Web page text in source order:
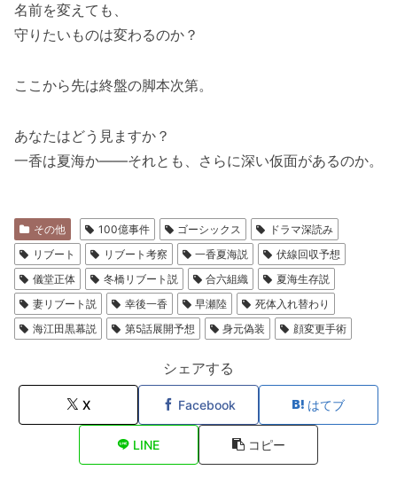
名前を変えても、
守りたいものは変わるのか？
ここから先は終盤の脚本次第。
あなたはどう見ますか？
一香は夏海か――それとも、さらに深い仮面があるのか。
その他 100億事件 ゴーシックス
ドラマ深読み
リブート
リブート考察 一香夏海説
伏線回収予想
儀堂正体
冬橋リブート説 合六組織
夏海生存説
妻リブート説
幸後一香 早瀬陸
死体入れ替わり
海江田黒幕説
第5話展開予想 身元偽装 顔変更手術
シェアする
X Facebook はてブ
LINE コピー